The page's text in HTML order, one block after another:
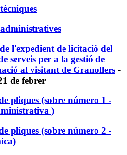
administratives
l'expedient de licitació del
serveis per a la gestió de
al visitant de Granollers -
de febrer
pliques (sobre número 1 -
)
pliques (sobre número 2 -